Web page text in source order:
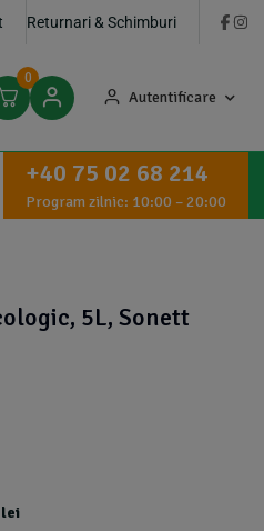
Returnari & Schimburi
0
Autentificare
+40 75 02 68 214
Program zilnic: 10:00 – 20:00
5L, Sonett
lei